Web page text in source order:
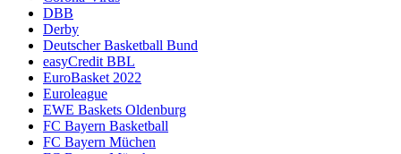
DBB
Derby
Deutscher Basketball Bund
easyCredit BBL
EuroBasket 2022
Euroleague
EWE Baskets Oldenburg
FC Bayern Basketball
FC Bayern Müchen